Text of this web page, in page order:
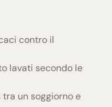
contro il
lavati secondo le
un soggiorno e